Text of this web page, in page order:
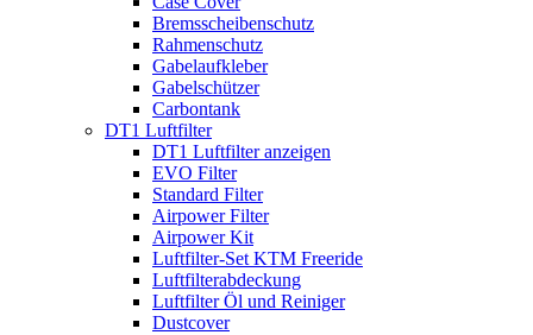
Bremsscheibenschutz
Rahmenschutz
Gabelaufkleber
Gabelschützer
Carbontank
DT1 Luftfilter
DT1 Luftfilter anzeigen
EVO Filter
Standard Filter
Airpower Filter
Airpower Kit
Luftfilter-Set KTM Freeride
Luftfilterabdeckung
Luftfilter Öl und Reiniger
Dustcover